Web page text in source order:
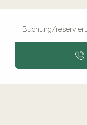
Buchung/